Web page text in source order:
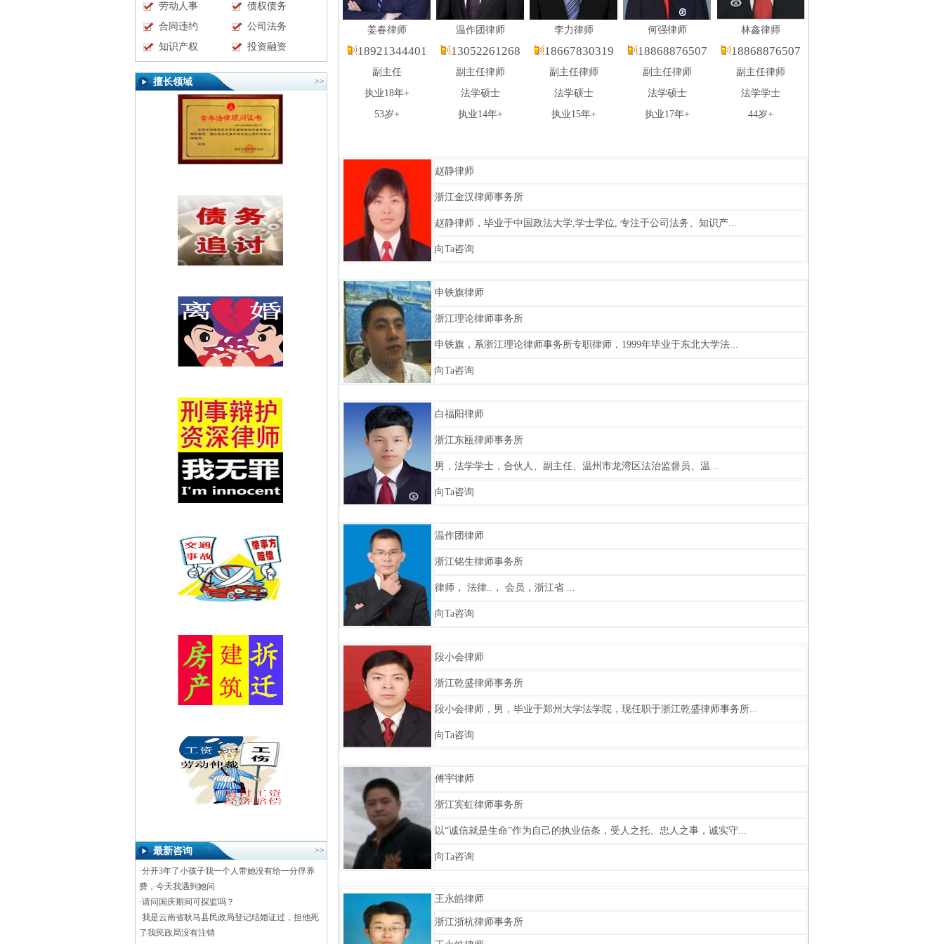
劳动人事
债权债务
合同违约
公司法务
知识产权
投资融资
擅长领域 >>
最新咨询 >>
·分开3年了小孩子我一个人带她没有给一分俘养
费，今天我遇到她问
·请问国庆期间可探监吗？
·我是云南省耿马县民政局登记结婚证过，担他死
了我民政局没有注销
姜春律师
18921344401
副主任
执业18年+
53岁+
温作团律师
13052261268
副主任律师
法学硕士
执业14年+
李力律师
18667830319
副主任律师
法学硕士
执业15年+
何强律师
18868876507
副主任律师
法学硕士
执业17年+
林鑫律师
18868876507
副主任律师
法学学士
44岁+
赵静律师
浙江金汉律师事务所
赵静律师，毕业于中国政法大学,学士学位, 专注于公司法务、知识产...
向Ta咨询
申铁旗律师
浙江理论律师事务所
申铁旗，系浙江理论律师事务所专职律师，1999年毕业于东北大学法...
向Ta咨询
白福阳律师
浙江东瓯律师事务所
男，法学学士，合伙人、副主任、温州市龙湾区法治监督员、温...
向Ta咨询
温作团律师
浙江铭生律师事务所
律师， 法律..， 会员，浙江省 ...
向Ta咨询
段小会律师
浙江乾盛律师事务所
段小会律师，男，毕业于郑州大学法学院，现任职于浙江乾盛律师事务所...
向Ta咨询
傅宇律师
浙江宾虹律师事务所
以“诚信就是生命”作为自己的执业信条，受人之托、忠人之事，诚实守...
向Ta咨询
王永皓律师
浙江浙杭律师事务所